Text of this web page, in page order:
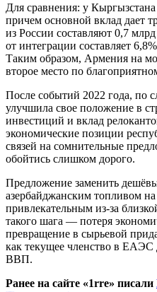
Для сравнения: у
причем основной вклад дает
из России составляют 0,7
от интеграции составляет
Таким образом, Армения на
второе место по
После событий 2022 года, по
улучшила свое положение в
инвестиций и вклад
экономические позиции
связей на сомнительные
обойтись слишком дорого.
Предложение заменить
азербайджанским топливом
привлекательным из-за
такого шага — потеря
превращение в сырьевой
как текущее членство в ЕАЭС
ВВП.
Ранее на сайте «1rre» писали